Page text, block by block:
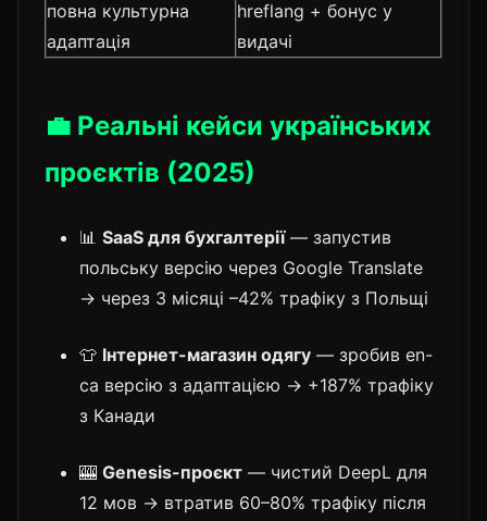
повна культурна
адаптація
hreflang + бонус у
видачі
💼 Реальні кейси українських
проєктів (2025)
📊 SaaS для бухгалтерії— запустив
польську версію через Google Translate
→ через 3 місяці –42% трафіку з Польщі
👕 Інтернет-магазин одягу — зробив en-
ca версію з адаптацією → +187% трафіку
з Канади
🎰 Genesis-проєкт — чистий DeepL для
12 мов → втратив 60–80% трафіку після